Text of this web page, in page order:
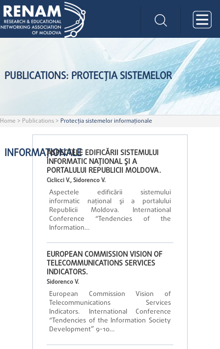
PUBLICATIONS: PROTECŢIA SISTEMELOR
INFORMAŢIONALE
Home > Publications > Protecţia sistemelor informaţionale
ASPECTELE EDIFICĂRII SISTEMULUI
INFORMATIC NAŢIONAL ŞI A
PORTALULUI REPUBLICII MOLDOVA.
Ciclicci V., Sidorenco V.
Aspectele edificării sistemului
informatic naţional şi a portalului
Republicii Moldova. International
Conference “Tendencies of the
Information…
EUROPEAN COMMISSION VISION OF
TELECOMMUNICATIONS SERVICES
INDICATORS.
Sidorenco V.
European Commission Vision of
Telecommunications Services
Indicators. International Conference
“Tendencies of the Information Society
Development” 9-10…